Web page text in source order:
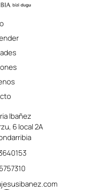
Ibañez
6 local 2A